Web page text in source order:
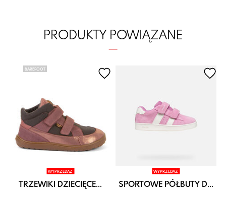
PRODUKTY POWIĄZANE
BAREFOOT
WYPRZEDAŻ
TRZEWIKI DZIECIĘCE...
WYPRZEDAŻ
SPORTOWE PÓŁBUTY D...